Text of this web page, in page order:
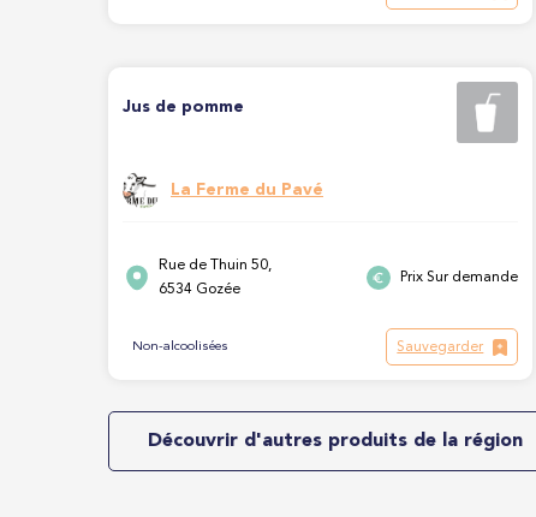
Jus de pomme
La Ferme du Pavé
Rue de Thuin 50,
6534 Gozée
Prix Sur demande
Non-alcoolisées Sauvegarder
Découvrir d'autres produits de la région